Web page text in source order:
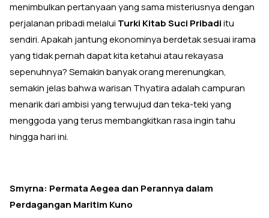
menimbulkan pertanyaan yang sama misteriusnya dengan
perjalanan pribadi melalui Turki Kitab Suci Pribadiitu
sendiri. Apakah jantung ekonominya berdetak sesuai irama
yang tidak pernah dapat kita ketahui atau rekayasa
sepenuhnya? Semakin banyak orang merenungkan,
semakin jelas bahwa warisan Thyatira adalah campuran
menarik dari ambisi yang terwujud dan teka-teki yang
menggoda yang terus membangkitkan rasa ingin tahu
hingga hari ini.
Smyrna: Permata Aegea dan Perannya dalam
Perdagangan Maritim Kuno